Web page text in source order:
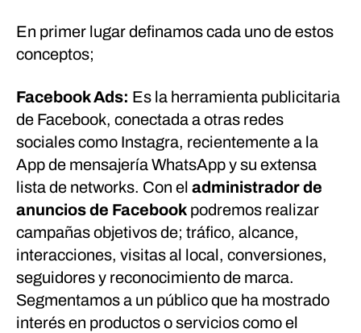
En primer lugar definamos cada uno de estos
conceptos;
Facebook Ads: Es la herramienta publicitaria
de Facebook, conectada a otras redes
sociales como Instagra, recientemente a la
App de mensajería WhatsApp y su extensa
lista de networks. Con el administrador de
anuncios de Facebook podremos realizar
campañas objetivos de; tráfico, alcance,
interacciones, visitas al local, conversiones,
seguidores y reconocimiento de marca.
Segmentamos a un público que ha mostrado
interés en productos o servicios como el